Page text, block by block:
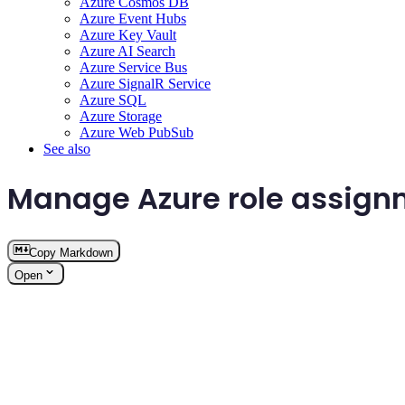
Azure Event Hubs
Azure Key Vault
Azure AI Search
Azure Service Bus
Azure SignalR Service
Azure SQL
Azure Storage
Azure Web PubSub
See also
Manage Azure role
Copy Markdown
Open